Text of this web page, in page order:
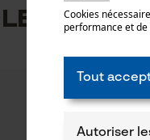
Cookies
performance et
Tout
Autoriser